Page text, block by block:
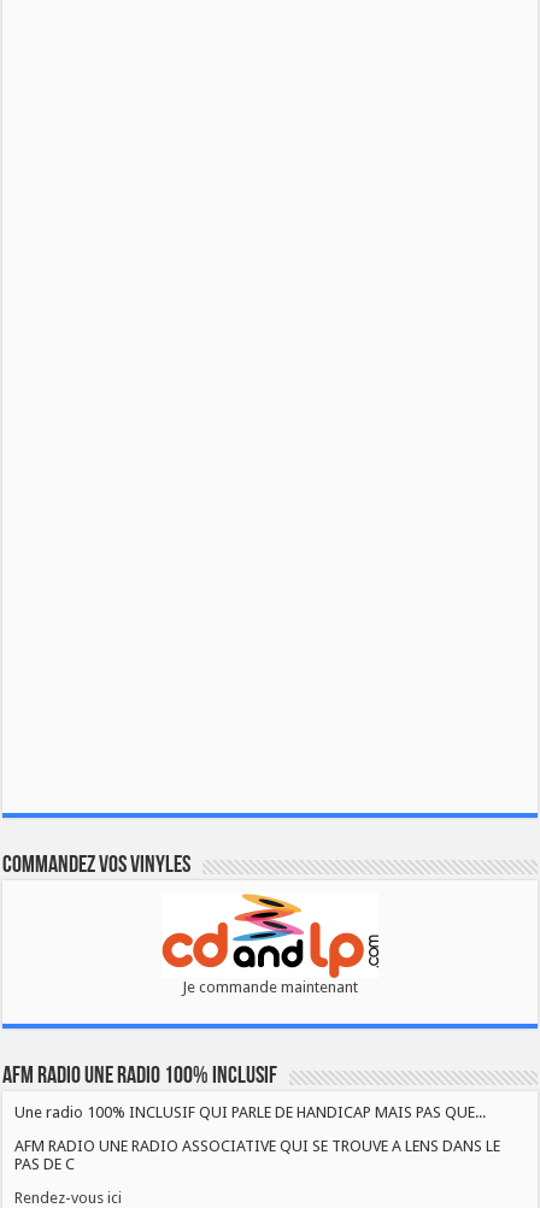
Commandez vos vinyles
Je commande maintenant
AFM RADIO UNE RADIO 100% INCLUSIF
Une radio 100% INCLUSIF QUI PARLE DE HANDICAP MAIS PAS QUE...
AFM RADIO UNE RADIO ASSOCIATIVE QUI SE TROUVE A LENS DANS LE
PAS DE C
Rendez-vous ici